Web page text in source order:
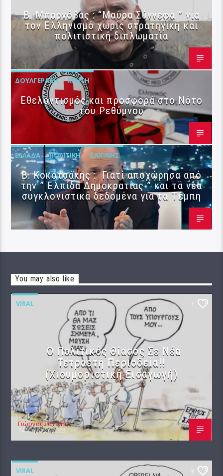
B. Μπορνόβας : “Μαύρα Σύννεφα ” για
τον Ελληνισμό χωρίς στρατηγική και
πολιτιστική διπλωματία
ΔΟΥΛΓΕΡΆΚΗ ΚΡΉΤΗ
Εθελοντισμός και προσφορά στο Νότο
του Ρεθύμνου
ΕΛΛΆΔΑ ΠΟΛΙΤΙΚΉ ΣΑΧΊΝΗΣ
Β. Κοκοτσάκης : Γιατί αποχώρησα από
την ” Ελπίδα Δημοκρατίας ” και τα νέα
συγκλονιστικά δεδομένα για τα Τέμπη
You may also like
VIRAL 1
Ο Πολιτικός Θίασος Σε Νέα
Τετραετή Περιοδεία!!
(Χιουμοριστική Εισαγωγή)
Γιώργος Σαχίνης
14 ΙΟΥΛΊΟΥ 2023
VIRAL 3